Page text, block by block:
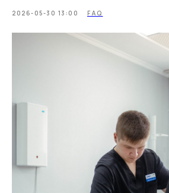
2026-05-30 13:00 FAQ